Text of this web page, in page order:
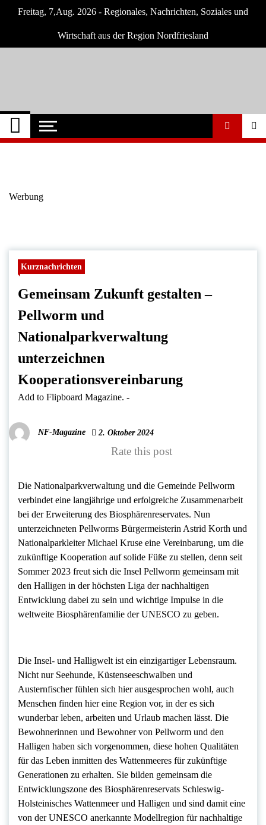
Freitag, 7,Aug. 2026 - Regionales, Nachrichten, Soziales und
Wirtschaft aus der Region Nordfriesland
Nordfriesland O.
Nachrichten
Nachrichten für Nordfriesland und Husum
Werbung
Kurznachrichten
Gemeinsam Zukunft gestalten –
Pellworm und
Nationalparkverwaltung
unterzeichnen
Kooperationsvereinbarung
Add to Flipboard Magazine. -
NF-Magazine 2. Oktober 2024
Rate this post
Die Nationalparkverwaltung und die Gemeinde Pellworm
verbindet eine langjährige und erfolgreiche Zusammenarbeit
bei der Erweiterung des Biosphärenreservates. Nun
unterzeichneten Pellworms Bürgermeisterin Astrid Korth und
Nationalparkleiter Michael Kruse eine Vereinbarung, um die
zukünftige Kooperation auf solide Füße zu stellen, denn seit
Sommer 2023 freut sich die Insel Pellworm gemeinsam mit
den Halligen in der höchsten Liga der nachhaltigen
Entwicklung dabei zu sein und wichtige Impulse in die
weltweite Biosphärenfamilie der UNESCO zu geben.
Die Insel- und Halligwelt ist ein einzigartiger Lebensraum.
Nicht nur Seehunde, Küstenseeschwalben und
Austernfischer fühlen sich hier ausgesprochen wohl, auch
Menschen finden hier eine Region vor, in der es sich
wunderbar leben, arbeiten und Urlaub machen lässt. Die
Bewohnerinnen und Bewohner von Pellworm und den
Halligen haben sich vorgenommen, diese hohen Qualitäten
für das Leben inmitten des Wattenmeeres für zukünftige
Generationen zu erhalten. Sie bilden gemeinsam die
Entwicklungszone des Biosphärenreservats Schleswig-
Holsteinisches Wattenmeer und Halligen und sind damit eine
von der UNESCO anerkannte Modellregion für nachhaltige